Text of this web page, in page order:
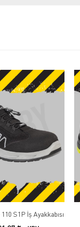
S1P İş Ayakkabısı